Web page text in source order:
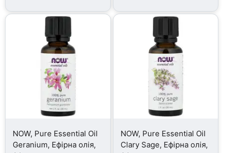
NOW, Pure Essential Oil
Geranium, Ефірна олія,
NOW, Pure Essential Oil
Clary Sage, Ефірна олія,